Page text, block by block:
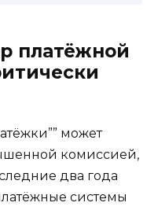
платёжной
может
комиссией,
два года
системы